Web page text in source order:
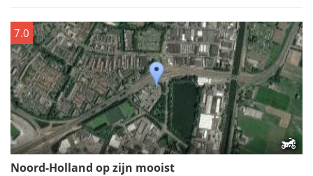
7.0
Noord-Holland op zijn mooist